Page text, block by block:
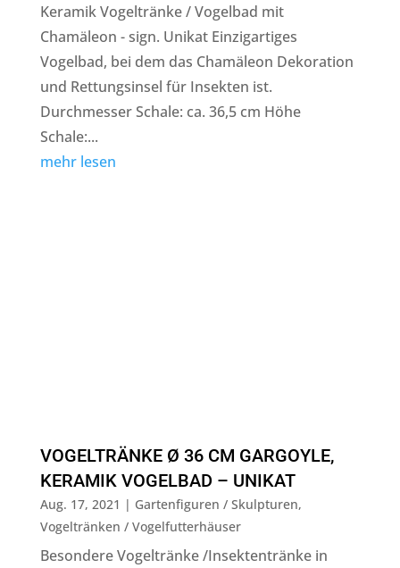
Keramik Vogeltränke / Vogelbad mit
Chamäleon - sign. Unikat Einzigartiges
Vogelbad, bei dem das Chamäleon Dekoration
und Rettungsinsel für Insekten ist.
Durchmesser Schale: ca. 36,5 cm Höhe
Schale:...
mehr lesen
VOGELTRÄNKE Ø 36 CM GARGOYLE,
KERAMIK VOGELBAD – UNIKAT
Aug. 17, 2021 | Gartenfiguren / Skulpturen,
Vogeltränken / Vogelfutterhäuser
Besondere Vogeltränke /Insektentränke in